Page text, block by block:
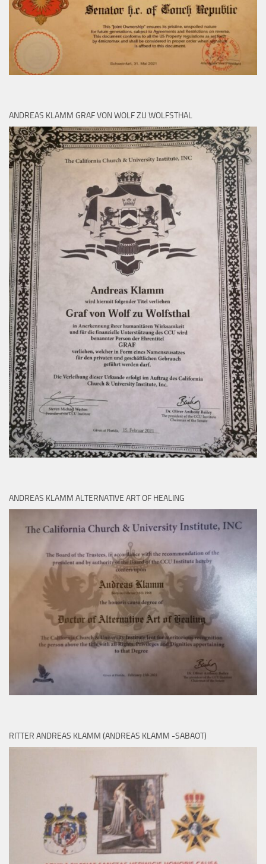
ANDREAS KLAMM GRAF VON WOLF ZU WOLFSTHAL
ANDREAS KLAMM ALTERNATIVE ART OF HEALING
RITTER ANDREAS KLAMM (ANDREAS KLAMM -SABAOT)